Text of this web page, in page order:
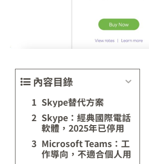
內容目錄
Skype替代方案
Skype：經典國際電話
軟體，2025年已停用
Microsoft Teams：工
作導向，不適合個人用